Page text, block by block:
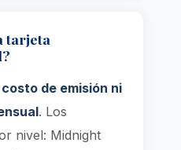
tarjeta
de emisión ni
. Los
nivel: Midnight